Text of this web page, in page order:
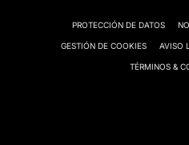
PROTECCIÓN DE DATOS
GESTIÓN DE COOKIES AVISO
TÉRMINOS &